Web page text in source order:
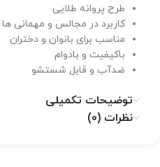
طرح پروانه طلایی
کاربرد در مجالس و مهمانی ها
مناسب برای بانوان و دختران
باکیفیت و بادوام
ضدآب و قابل شستشو
توضیحات تکمیلی
نظرات (0)